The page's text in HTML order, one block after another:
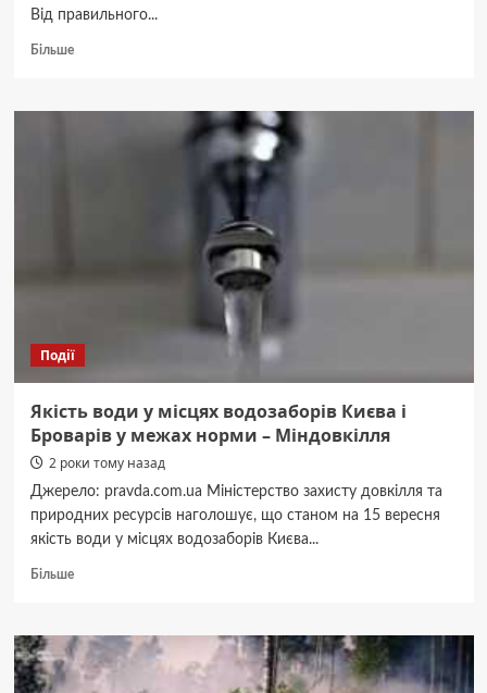
Від правильного...
БільшеДокладніше
в
Події
Якість води у місцях водозаборів Києва і
Броварів у межах норми – Міндовкілля
2 роки тому назад
Джерело: pravda.com.ua Міністерство захисту довкілля та
природних ресурсів наголошує, що станом на 15 вересня
якість води у місцях водозаборів Києва...
БільшеДокладніше
води
у
місцях